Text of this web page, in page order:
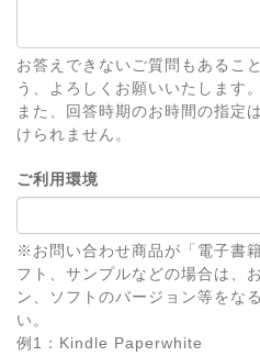
お答えできないご質問もあるこ
う、よろしくお願いいたします。
また、回答時期のお時間の指定
けられません。
ご利用環境
※お問い合わせ商品が「電子書
フト、サンプルなどの場合は、
ン、ソフトのバージョン等をな
い。
例1：Kindle Paperwhite